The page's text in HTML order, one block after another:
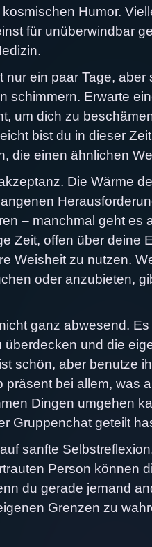
Humor.
für unüberwindbar
ein paar Tage,
schimmern. Erwarte
um dich zu
bist du in dieser
die einen ähnlichen
Die Wärme
– manchmal geht es
Zeit, offen über deine
Weisheit zu nutzen.
oder anzubieten,
ganz abwesend.
und die
schön, aber benutze
bei allem, was
Dingen umgehen
Gruppenchat geteilt
sanfte
Person können
du gerade jemand
Grenzen zu